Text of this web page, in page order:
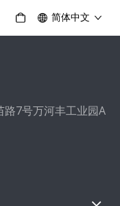
简体中文
7号万河丰工业园A